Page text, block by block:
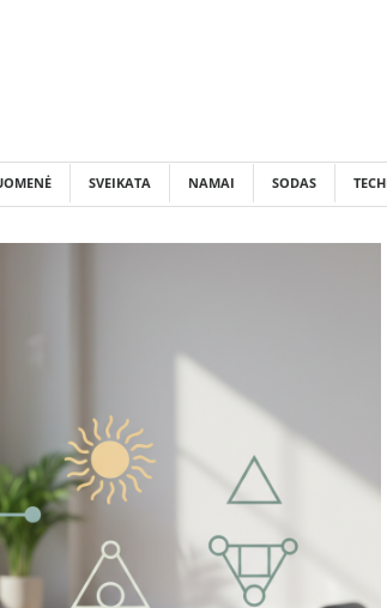
SVEIKATA NAMAI SODAS